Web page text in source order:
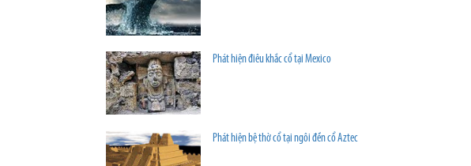
Phát hiện điêu khắc cổ tại Mexico
Phát hiện bệ thờ cổ tại ngôi đền cổ Aztec